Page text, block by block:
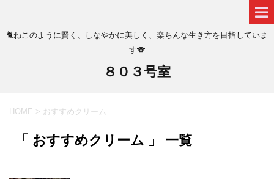
🐈ねこのように賢く、しなやかに美しく、楽ちんな生き方を目指していま
す🐨
８０３号室
HOME > おすすめクリーム
「 おすすめクリーム 」 一覧